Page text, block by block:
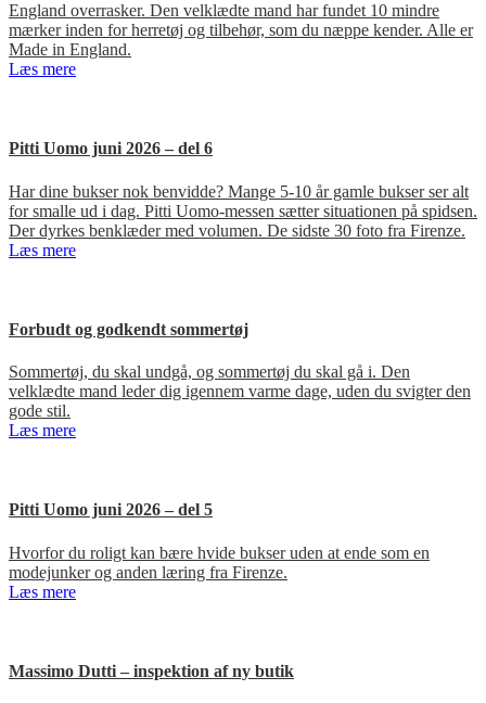
England overrasker. Den velklædte mand har fundet 10 mindre
mærker inden for herretøj og tilbehør, som du næppe kender. Alle er
Made in England.
Læs mere
Pitti Uomo juni 2026 – del 6
Har dine bukser nok benvidde? Mange 5-10 år gamle bukser ser alt
for smalle ud i dag. Pitti Uomo-messen sætter situationen på spidsen.
Der dyrkes benklæder med volumen. De sidste 30 foto fra Firenze.
Læs mere
Forbudt og godkendt sommertøj
Sommertøj, du skal undgå, og sommertøj du skal gå i. Den
velklædte mand leder dig igennem varme dage, uden du svigter den
gode stil.
Læs mere
Pitti Uomo juni 2026 – del 5
Hvorfor du roligt kan bære hvide bukser uden at ende som en
modejunker og anden læring fra Firenze.
Læs mere
Massimo Dutti – inspektion af ny butik